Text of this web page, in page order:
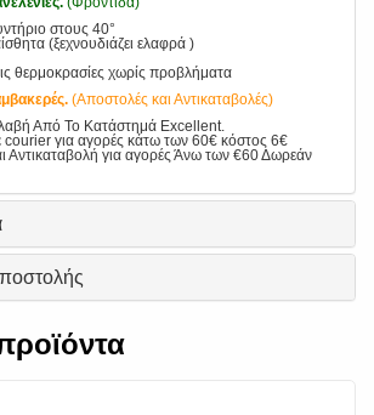
στους 40°
(ξεχνουδιάζει ελαφρά )
θερμοκρασίες χωρίς προβλήματα
(Αποστολές και Αντικαταβολές)
Από Το Κατάστημά Excellent.
για αγορές κάτω των 60€ κόστος 6€
Αντικαταβολή για αγορές Άνω των €60 Δωρεάν